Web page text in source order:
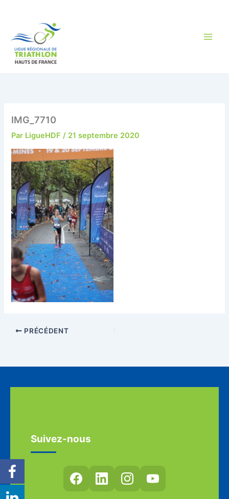
IMG_7710
Par LigueHDF/ 21 septembre 2020
PRÉCÉDENT
Suivez-nous